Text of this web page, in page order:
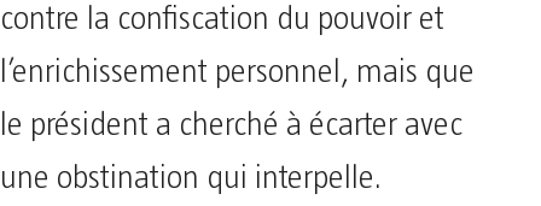
contre la confiscation du pouvoir et
l’enrichissement personnel, mais que
le président a cherché à écarter avec
une obstination qui interpelle.